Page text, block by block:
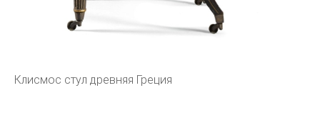
Клисмос стул древняя Греция